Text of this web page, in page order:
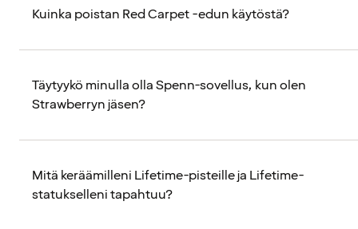
Kuinka poistan Red Carpet -edun käytöstä?
Täytyykö minulla olla Spenn-sovellus, kun olen
Strawberryn jäsen?
Mitä keräämilleni Lifetime-pisteille ja Lifetime-
statukselleni tapahtuu?